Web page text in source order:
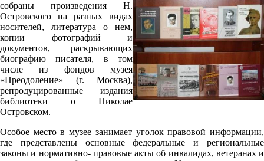
собраны произведения Н.
Островского на разных видах
носителей, литература о нем,
копии фотографий и
документов, раскрывающих
биографию писателя, в том
числе из фондов музея
«Преодоление» (г. Москва),
репродуцированные издания
библиотеки о Николае
Островском.
Особое место в музее занимает уголок правовой информации,
где представлены основные федеральные и региональные
законы и нормативно- правовые акты об инвалидах, ветеранах и